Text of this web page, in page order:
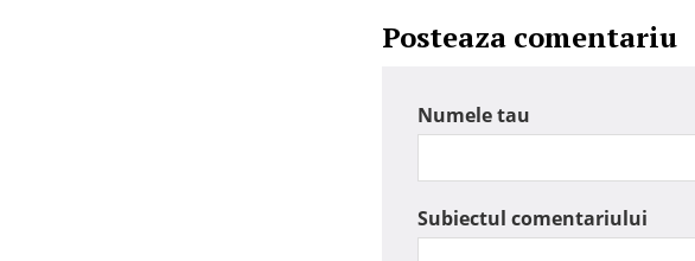
Posteaza comentariu
Numele tau
Subiectul comentariului